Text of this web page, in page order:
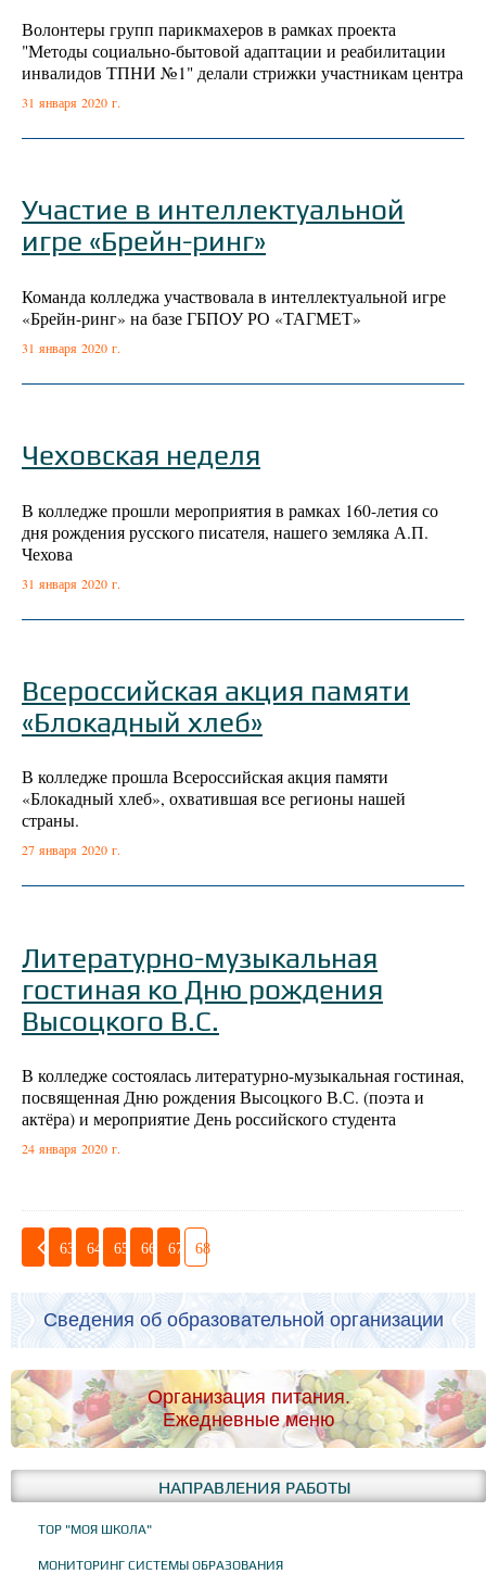
Волонтеры групп парикмахеров в рамках проекта
"Методы социально-бытовой адаптации и реабилитации
инвалидов ТПНИ №1" делали стрижки участникам центра
31 января 2020 г.
Участие в интеллектуальной
игре «Брейн-ринг»
Команда колледжа участвовала в интеллектуальной игре
«Брейн-ринг» на базе ГБПОУ РО «ТАГМЕТ»
31 января 2020 г.
Чеховская неделя
В колледже прошли мероприятия в рамках 160-летия со
дня рождения русского писателя, нашего земляка А.П.
Чехова
31 января 2020 г.
Всероссийская акция памяти
«Блокадный хлеб»
В колледже прошла Всероссийская акция памяти
«Блокадный хлеб», охватившая все регионы нашей
страны.
27 января 2020 г.
Литературно-музыкальная
гостиная ко Дню рождения
Высоцкого В.С.
В колледже состоялась литературно-музыкальная гостиная,
посвященная Дню рождения Высоцкого В.С. (поэта и
актёра) и мероприятие День российского студента
24 января 2020 г.
63 64 65 66 67 68
Сведения об образовательной организации
Организация питания.
Ежедневные меню
НАПРАВЛЕНИЯ РАБОТЫ
ТОР "МОЯ ШКОЛА"
МОНИТОРИНГ СИСТЕМЫ ОБРАЗОВАНИЯ